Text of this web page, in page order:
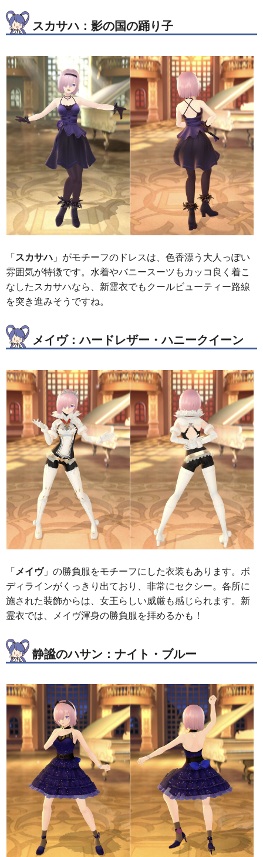
スカサハ：影の国の踊り子
「スカサハ 」がモチーフのドレスは、色香漂う大人っぽい
雰囲気が特徴です。水着やバニースーツもカッコ良く着こ
なしたスカサハなら、新霊衣でもクールビューティー路線
を突き進みそうですね。
メイヴ：ハードレザー・ハニークイーン
「メイヴ」の勝負服をモチーフにした衣装もあります。ボ
ディラインがくっきり出ており、非常にセクシー。各所に
施された装飾からは、女王らしい威厳も感じられます。新
霊衣では、メイヴ渾身の勝負服を拝めるかも！
静謐のハサン：ナイト・ブルー